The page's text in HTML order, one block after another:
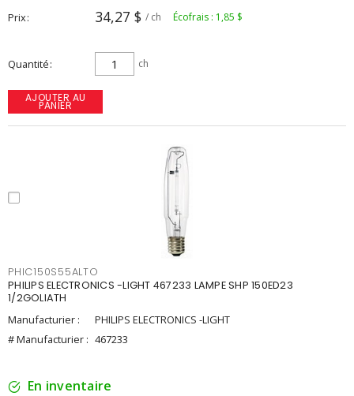
Prix 34,27 $ / ch Écofrais : 1,85 $
Quantité ch
AJOUTER AU
PANIER
PHIC150S55ALTO
PHILIPS ELECTRONICS -LIGHT 467233 LAMPE SHP 150ED23
1/2GOLIATH
Manufacturier :
PHILIPS ELECTRONICS -LIGHT
# Manufacturier : 467233
En inventaire